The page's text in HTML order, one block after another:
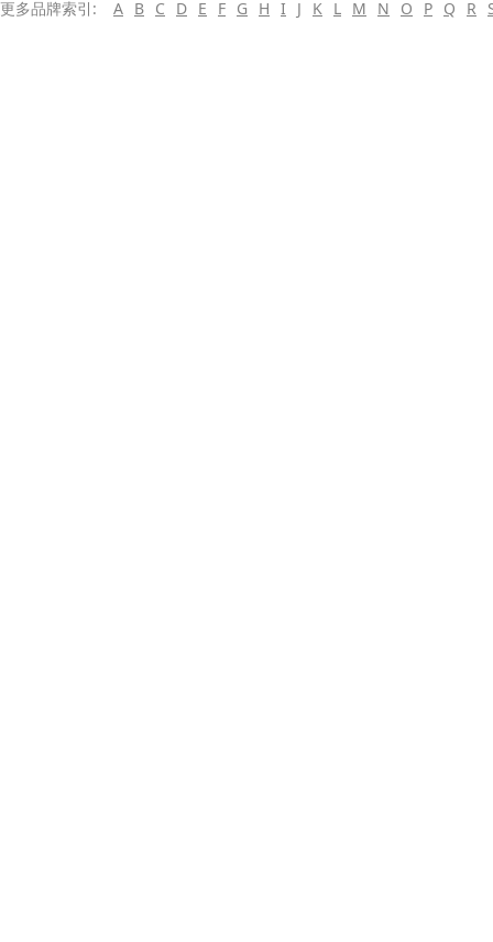
更多品牌索引: A B C D E F G H I J K L M N O P Q R